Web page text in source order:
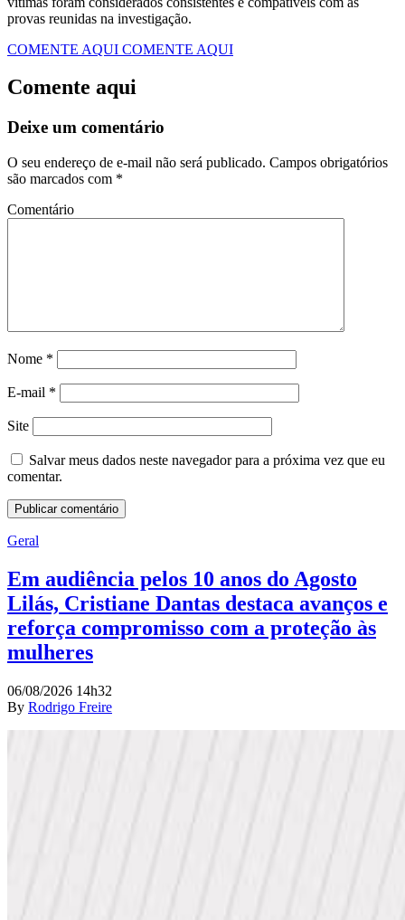
provas reunidas na investigação.
COMENTE AQUI COMENTE AQUI
Comente aqui
Deixe um comentário
O seu endereço de e-mail não será publicado. Campos obrigatórios
são marcados com *
Comentário
Nome *
E-mail *
Site
Salvar meus dados neste navegador para a próxima vez que eu
comentar.
Geral
Em audiência pelos 10 anos do Agosto
Lilás, Cristiane Dantas destaca avanços e
reforça compromisso com a proteção às
mulheres
06/08/2026 14h32
By Rodrigo Freire